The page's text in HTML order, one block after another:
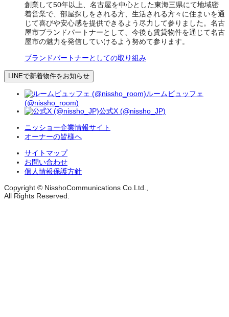
創業して50年以上、名古屋を中心とした東海三県にて地域密
着営業で、部屋探しをされる方、生活される方々に住まいを通
じて喜びや安心感を提供できるよう尽力して参りました。名古
屋市ブランドパートナーとして、今後も賃貸物件を通じて名古
屋市の魅力を発信していけるよう努めて参ります。
ブランドパートナーとしての取り組み
LINEで新着物件をお知らせ
ルームビュッフェ
(@nissho_room)
公式X (@nissho_JP)
ニッショー企業情報サイト
オーナーの皆様へ
サイトマップ
お問い合わせ
個人情報保護方針
Copyright © NisshoCommunications Co.Ltd.,
All Rights Reserved.